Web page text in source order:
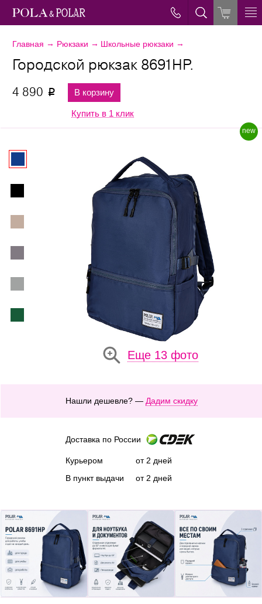
Главная → Рюкзаки → Школьные рюкзаки →
Еще 13 фото
new
Городской рюкзак 8691НР.
4 890 p В корзину
Купить в 1 клик
Нашли дешевле? — Дадим скидку
Доставка по России
Курьером
В пункт выдачи
от 2 дней
от 2 дней